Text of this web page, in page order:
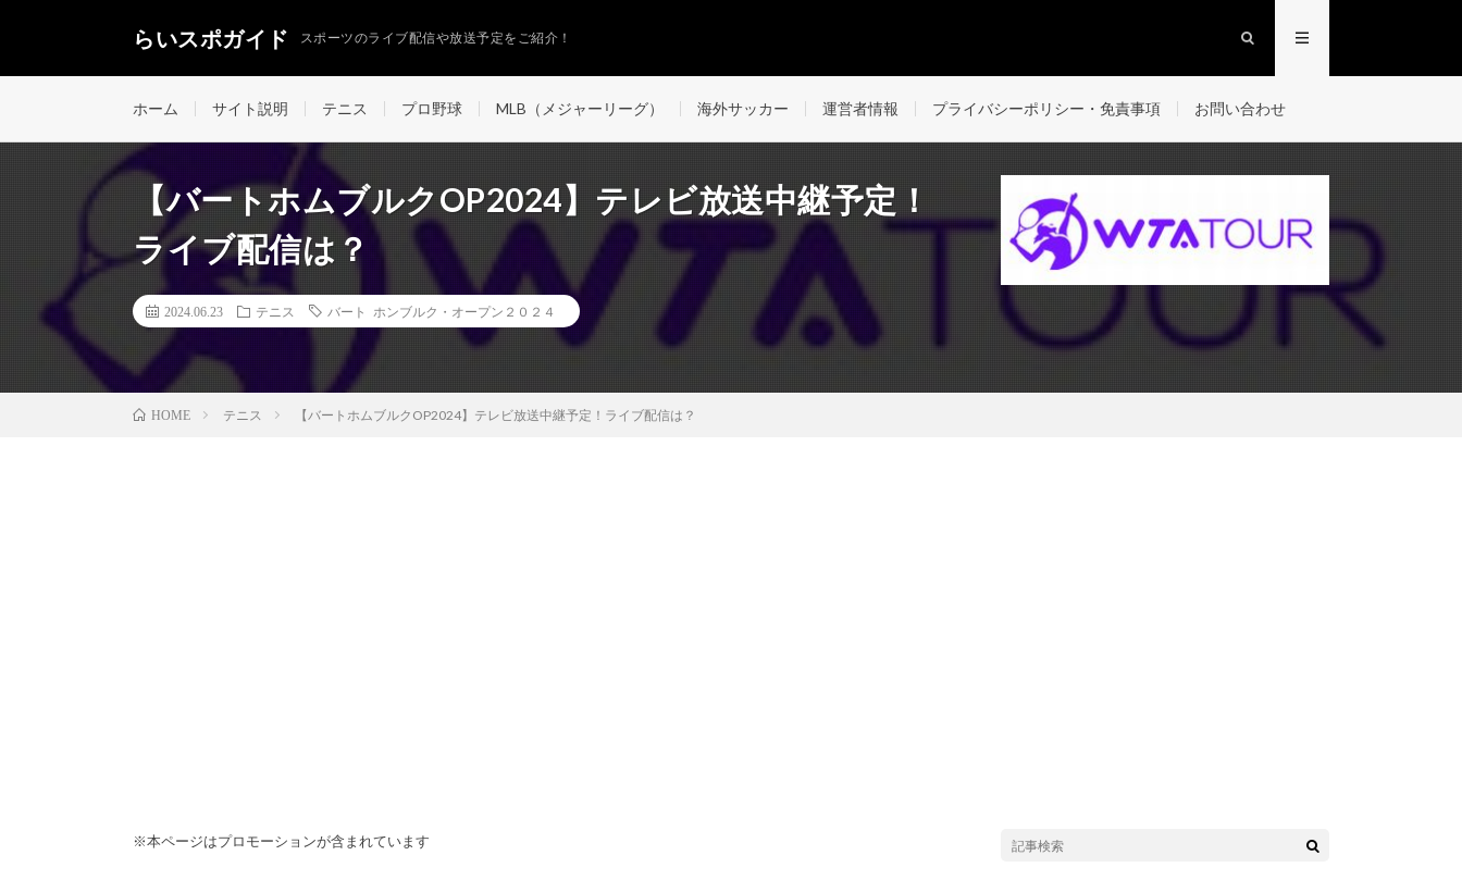
らいスポガイド スポーツのライブ配信や放送予定をご紹介！
ホーム サイト説明 テニス プロ野球 MLB（メジャーリーグ） 海外サッカー 運営者情報 プライバシーポリシー・免責事項 お問い合わせ
【バートホムブルクOP2024】テレビ放送中継予定！
ライブ配信は？
2024.06.23 テニス バート ホンブルク・オープン２０２４
HOME テニス 【バートホムブルクOP2024】テレビ放送中継予定！ライブ配信は？
※本ページはプロモーションが含まれています